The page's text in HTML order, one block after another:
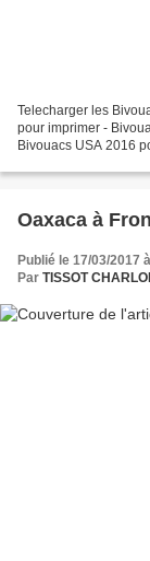
Telecharger les
pour imprimer -
Bivouacs USA 2016
Oaxaca à
Publié le 17/03/2017
Par TISSOT